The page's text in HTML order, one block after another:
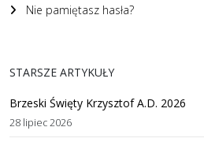
Nie pamiętasz hasła?
STARSZE ARTYKUŁY
Brzeski Święty Krzysztof A.D. 2026
28 lipiec 2026